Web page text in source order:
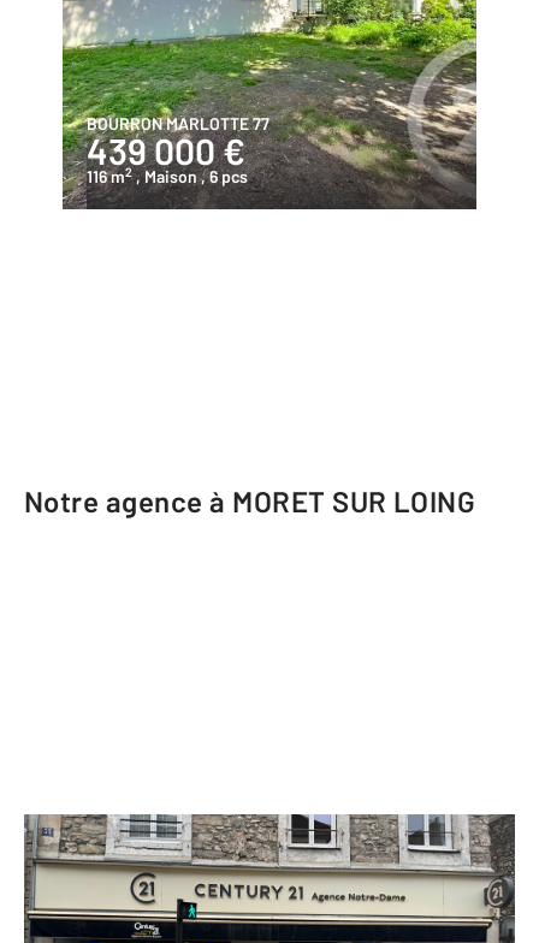
BOURRON MARLOTTE 77
439 000 €
116 m2 , Maison, 6 pcs
Notre agence à MORET SUR LOING
CENTURY 21 Agence Notre-Dame
55 rue Grande
MORET SUR LOING - 77250